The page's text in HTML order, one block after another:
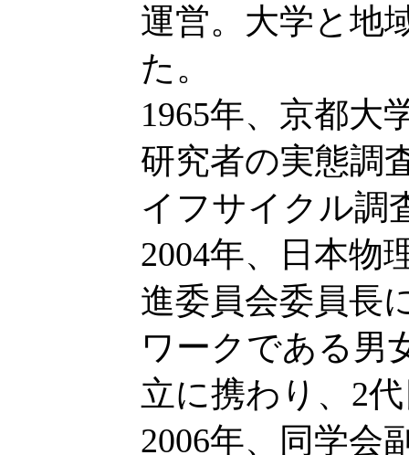
運営。大学と地
た。
1965年、京都大
研究者の実態調
イフサイクル調
2004年、日本物
進委員会委員長
ワークである男
立に携わり、2
2006年、同学会